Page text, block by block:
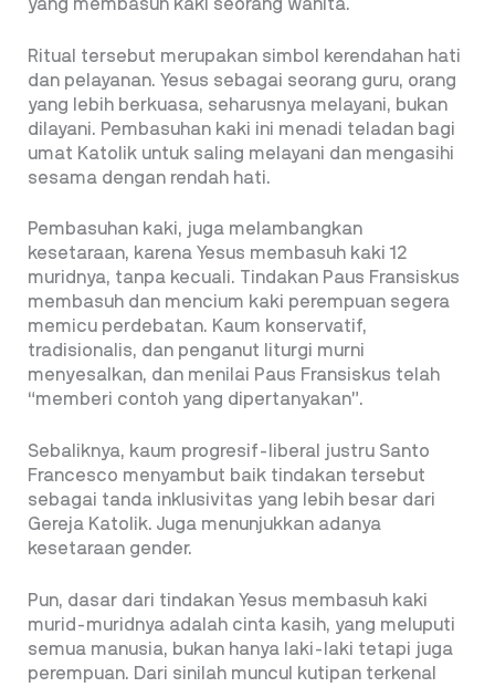
yang membasuh kaki seorang wanita.
Ritual tersebut merupakan simbol kerendahan hati
dan pelayanan. Yesus sebagai seorang guru, orang
yang lebih berkuasa, seharusnya melayani, bukan
dilayani. Pembasuhan kaki ini menadi teladan bagi
umat Katolik untuk saling melayani dan mengasihi
sesama dengan rendah hati.
Pembasuhan kaki, juga melambangkan
kesetaraan, karena Yesus membasuh kaki 12
muridnya, tanpa kecuali. Tindakan Paus Fransiskus
membasuh dan mencium kaki perempuan segera
memicu perdebatan. Kaum konservatif,
tradisionalis, dan penganut liturgi murni
menyesalkan, dan menilai Paus Fransiskus telah
“memberi contoh yang dipertanyakan”.
Sebaliknya, kaum progresif-liberal justru Santo
Francesco menyambut baik tindakan tersebut
sebagai tanda inklusivitas yang lebih besar dari
Gereja Katolik. Juga menunjukkan adanya
kesetaraan gender.
Pun, dasar dari tindakan Yesus membasuh kaki
murid-muridnya adalah cinta kasih, yang meluputi
semua manusia, bukan hanya laki-laki tetapi juga
perempuan. Dari sinilah muncul kutipan terkenal